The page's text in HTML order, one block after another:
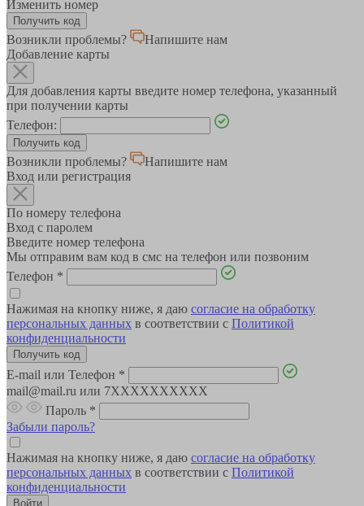
Изменить номер
Возникли проблемы?
Напишите нам
Добавление карты
Для добавления карты введите номер телефона, указанный
при получении карты
Телефон:
Возникли проблемы?
Напишите нам
Вход или регистрация
По номеру телефона
Вход с паролем
Введите номер телефона
Мы отправим вам код в смс на телефон или позвоним
Телефон *
Нажимая на кнопку ниже, я даю согласие на обработку
персональных данных в соответствии с Политикой
конфиденциальности
E-mail или Телефон *
mail@mail.ru или 7XXXXXXXXXX
Пароль *
Забыли пароль?
Нажимая на кнопку ниже, я даю согласие на обработку
персональных данных в соответствии с Политикой
конфиденциальности